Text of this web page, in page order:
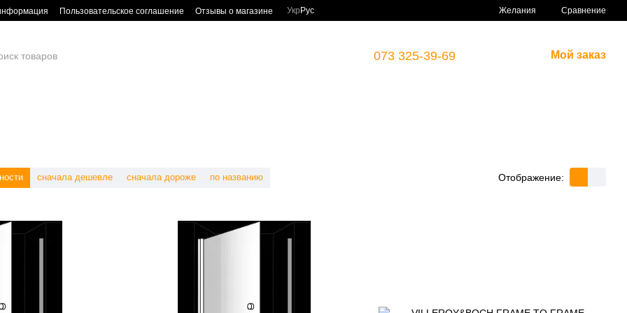
Пользовательское соглашение Отзывы о магазине Укр Рус Желания Сравнение
073 325-39-69 Мой заказ
сначала дешевле сначала дороже по названию Отображение: